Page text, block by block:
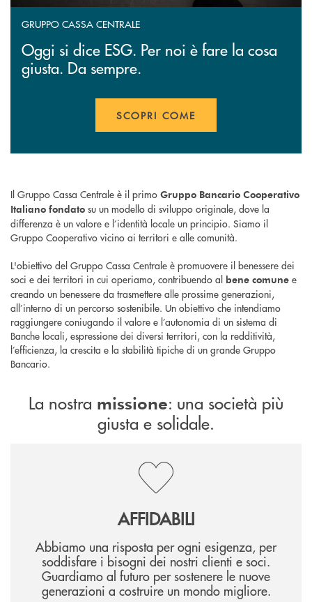
GRUPPO CASSA CENTRALE
Oggi si dice ESG. Per noi è fare la cosa
giusta. Da sempre.
SCOPRI COME
Il Gruppo Cassa Centrale è il primo Gruppo Bancario Cooperativo
Italiano fondato su un modello di sviluppo originale, dove la
differenza è un valore e l’identità locale un principio. Siamo il
Gruppo Cooperativo vicino ai territori e alle comunità.
L'obiettivo del Gruppo Cassa Centrale è promuovere il benessere dei
soci e dei territori in cui operiamo, contribuendo al bene comune e
creando un benessere da trasmettere alle prossime generazioni,
all’interno di un percorso sostenibile. Un obiettivo che intendiamo
raggiungere coniugando il valore e l’autonomia di un sistema di
Banche locali, espressione dei diversi territori, con la redditività,
l’efficienza, la crescita e la stabilità tipiche di un grande Gruppo
Bancario.
La nostra missione: una società più
giusta e solidale.
AFFIDABILI
Abbiamo una risposta per ogni esigenza, per
soddisfare i bisogni dei nostri clienti e soci.
Guardiamo al futuro per sostenere le nuove
generazioni a costruire un mondo migliore.